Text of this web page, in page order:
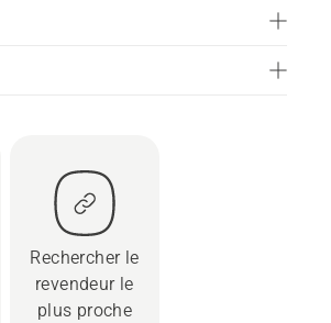
Rechercher le
revendeur le
plus proche